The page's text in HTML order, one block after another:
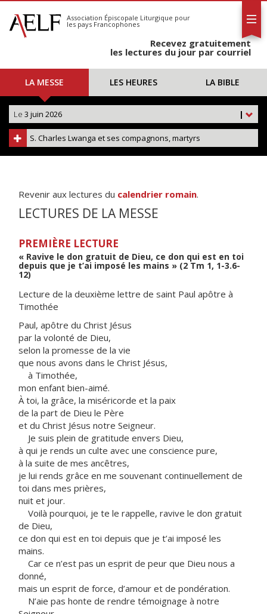
S'abonner
Calendrier
Association Épiscopale Liturgique pour
les pays Francophones
Recevez gratuitement
les lectures du jour par courriel
LA MESSE LES HEURES LA BIBLE
|
Le 3 juin 2026
S. Charles Lwanga et ses compagnons, martyrs
Revenir aux lectures du calendrier romain.
LECTURES DE LA MESSE
PREMIÈRE LECTURE
« Ravive le don gratuit de Dieu, ce don qui est en toi
depuis que je t’ai imposé les mains » (2 Tm 1, 1-3.6-
12)
Lecture de la deuxième lettre de saint Paul apôtre à
Timothée
Paul, apôtre du Christ Jésus
par la volonté de Dieu,
selon la promesse de la vie
que nous avons dans le Christ Jésus,
à Timothée,
mon enfant bien-aimé.
À toi, la grâce, la miséricorde et la paix
de la part de Dieu le Père
et du Christ Jésus notre Seigneur.
Je suis plein de gratitude envers Dieu,
à qui je rends un culte avec une conscience pure,
à la suite de mes ancêtres,
je lui rends grâce en me souvenant continuellement de
toi dans mes prières,
nuit et jour.
Voilà pourquoi, je te le rappelle, ravive le don gratuit
de Dieu,
ce don qui est en toi depuis que je t’ai imposé les
mains.
Car ce n’est pas un esprit de peur que Dieu nous a
donné,
mais un esprit de force, d’amour et de pondération.
N’aie pas honte de rendre témoignage à notre